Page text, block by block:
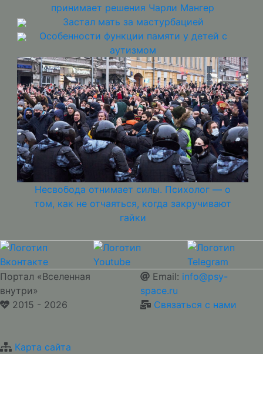
принимает решения Чарли Мангер
Застал мать за мастурбацией
Особенности функции памяти у детей с
аутизмом
Несвобода отнимает силы. Психолог — о
том, как не отчаяться, когда закручивают
гайки
Портал «Вселенная
внутри»
2015 - 2026
Карта сайта
Email: info@psy-
space.ru
Связаться с нами